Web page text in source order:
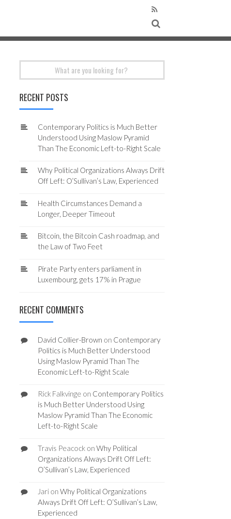
RECENT POSTS
Contemporary Politics is Much Better
Understood Using Maslow Pyramid
Than The Economic Left-to-Right Scale
Why Political Organizations Always Drift
Off Left: O’Sullivan’s Law, Experienced
Health Circumstances Demand a
Longer, Deeper Timeout
Bitcoin, the Bitcoin Cash roadmap, and
the Law of Two Feet
Pirate Party enters parliament in
Luxembourg, gets 17% in Prague
RECENT COMMENTS
David Collier-Brown on Contemporary
Politics is Much Better Understood
Using Maslow Pyramid Than The
Economic Left-to-Right Scale
Rick Falkvinge on Contemporary Politics
is Much Better Understood Using
Maslow Pyramid Than The Economic
Left-to-Right Scale
Travis Peacockon Why Political
Organizations Always Drift Off Left:
O’Sullivan’s Law, Experienced
Jarion Why Political Organizations
Always Drift Off Left: O’Sullivan’s Law,
Experienced